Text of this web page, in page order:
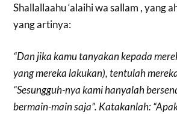
Shallallaahu ‘alaihi wa sallam , yang
yang artinya:
“Dan jika kamu tanyakan kepada
yang mereka lakukan), tentulah
“Sesungguh-nya kami hanyalah
bermain-main saja”. Katakanlah: